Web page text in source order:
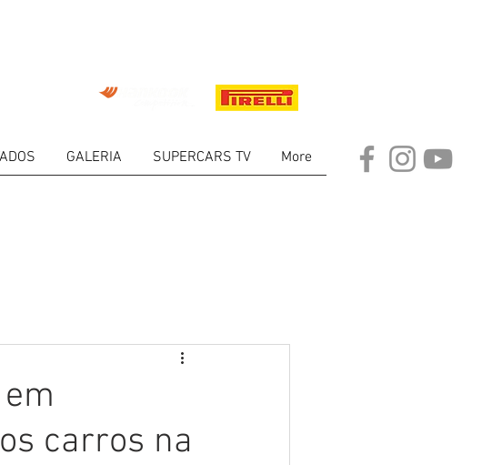
GALERIA SUPERCARS TV More
carros na